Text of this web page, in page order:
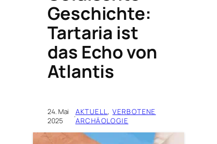
Geschichte:
Tartaria ist
das Echo von
Atlantis
24. Mai
2025
·AKTUELL, VERBOTENE
ARCHÄOLOGIE